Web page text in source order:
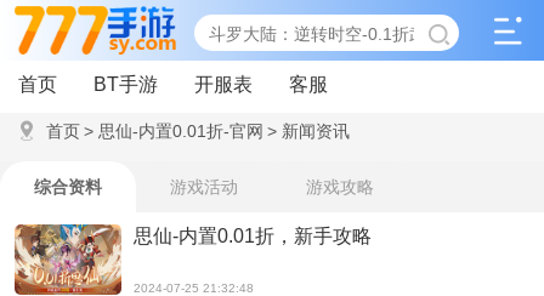
首页 BT手游 开服表 客服
首页> 思仙-内置0.01折-官网 > 新闻资讯
综合资料 游戏活动 游戏攻略
思仙-内置0.01折，新手攻略
2024-07-25 21:32:48